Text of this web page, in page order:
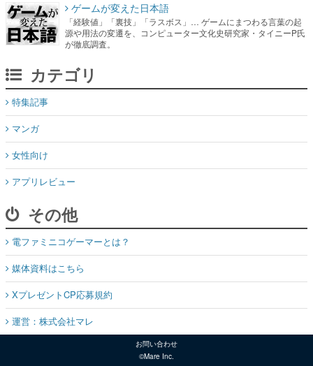
ゲームが変えた日本語
「経験値」「裏技」「ラスボス」… ゲームにまつわる言葉の起
源や用法の変遷を、コンピューター文化史研究家・タイニーP氏
が徹底調査。
カテゴリ
特集記事
マンガ
女性向け
アプリレビュー
その他
電ファミニコゲーマーとは？
媒体資料はこちら
XプレゼントCP応募規約
運営：株式会社マレ
お問い合わせ
©Mare Inc.